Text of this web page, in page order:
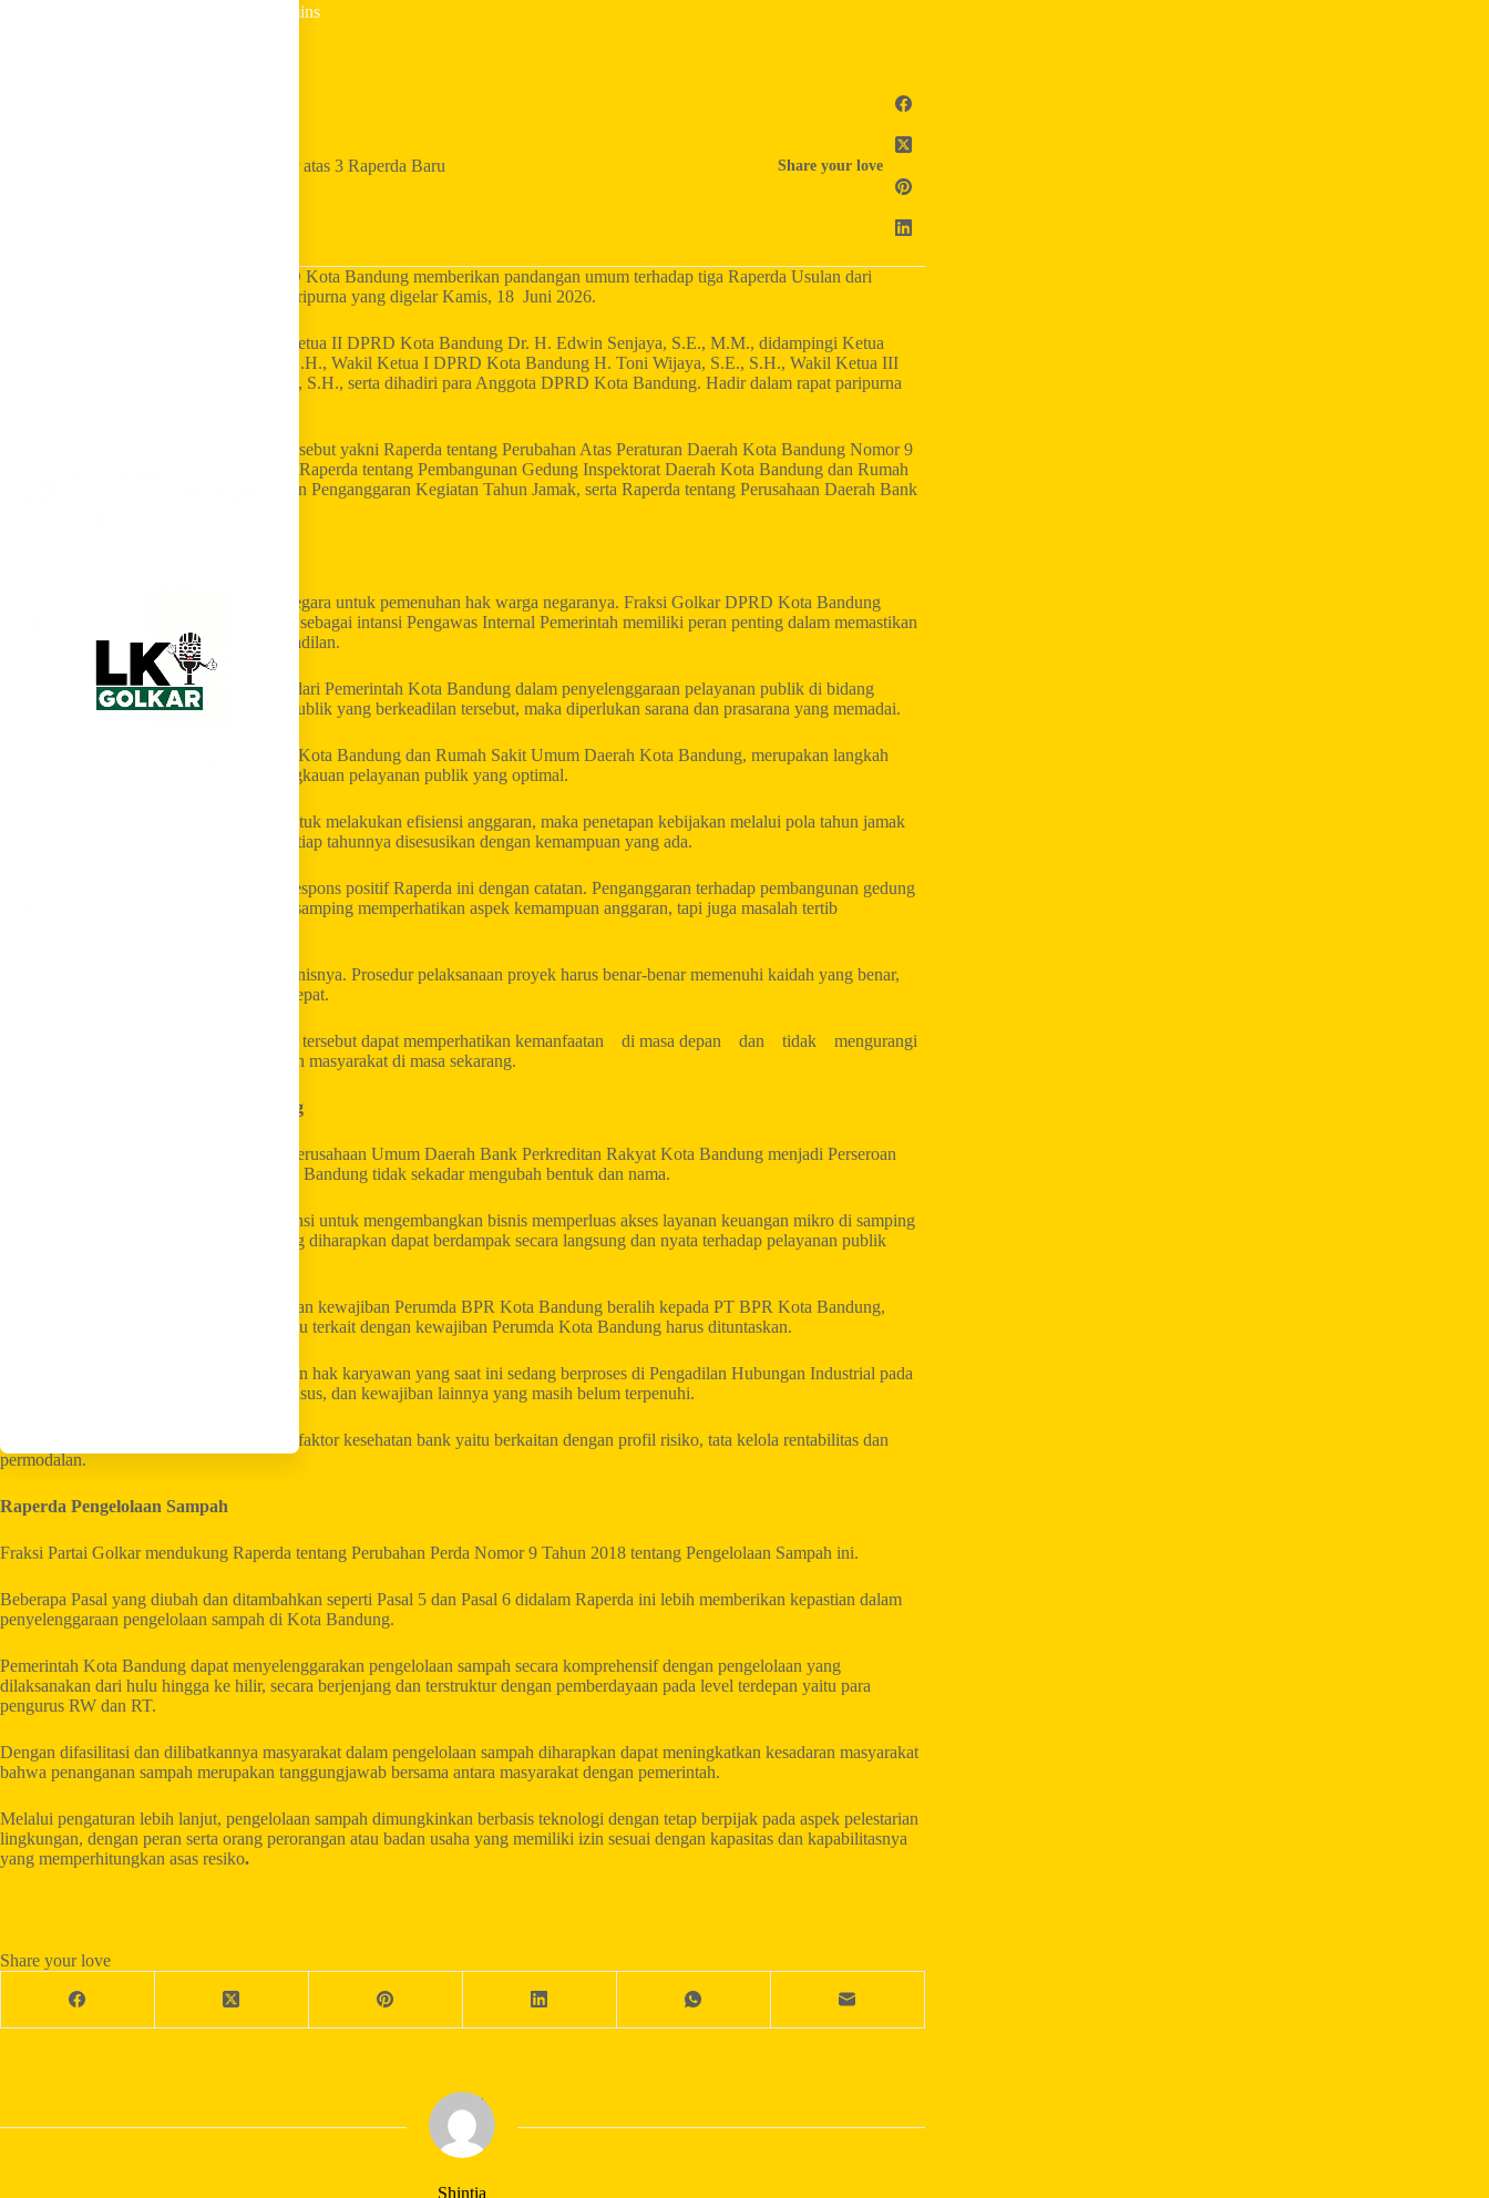
3 mins
Ini Pandangan Umum Fraksi Partai Golkar atas 3 Raperda Baru
Share your love
– Fraksi Partai Golkar DPRD Kota Bandung memberikan pandangan umum terhadap tiga Raperda Usulan dari
Pemerintah Kota Bandung, dalam rapat paripurna yang digelar Kamis, 18 Juni 2026.
Rapat paripurna ini dipimpin oleh Wakil Ketua II DPRD Kota Bandung Dr. H. Edwin Senjaya, S.E., M.M., didampingi Ketua
DPRD Kota Bandung H. Asep Mulyadi, S.H., Wakil Ketua I DPRD Kota Bandung H. Toni Wijaya, S.E., S.H., Wakil Ketua III
DPRD Kota Bandung Rieke Suryaningsih, S.H., serta dihadiri para Anggota DPRD Kota Bandung. Hadir dalam rapat paripurna
Adapun ketiga Raperda yang diusulkan tersebut yakni Raperda tentang Perubahan Atas Peraturan Daerah Kota Bandung Nomor 9
Tahun 2018 tentang Pengelolaan Sampah, Raperda tentang Pembangunan Gedung Inspektorat Daerah Kota Bandung dan Rumah
Sakit Umum Daerah Kota Bandung dengan Penganggaran Kegiatan Tahun Jamak, serta Raperda tentang Perusahaan Daerah Bank
Pelayanan Publik merupakan kewajiban negara untuk pemenuhan hak warga negaranya. Fraksi Golkar DPRD Kota Bandung
menilai Inspektorat Daerah Kota Bandung sebagai intansi Pengawas Internal Pemerintah memiliki peran penting dalam memastikan
terwujudnya pelayanan publik yang berkeadilan.
RSUD Kota Bandung merupakan bagian dari Pemerintah Kota Bandung dalam penyelenggaraan pelayanan publik di bidang
kesehatan. Demi terwujudnya pelayanan publik yang berkeadilan tersebut, maka diperlukan sarana dan prasarana yang memadai.
Pembangunan gedung Inspektorat Daerah Kota Bandung dan Rumah Sakit Umum Daerah Kota Bandung, merupakan langkah
penting untuk mendukung tercapainya jangkauan pelayanan publik yang optimal.
Di tengah adanya kebijakan pemerintah untuk melakukan efisiensi anggaran, maka penetapan kebijakan melalui pola tahun jamak
adalah sudah tepat. Artinya penganggaran tiap tahunnya disesusikan dengan kemampuan yang ada.
Walau demikian, Fraksi Partai Golkar merespons positif Raperda ini dengan catatan. Penganggaran terhadap pembangunan gedung
Inspektorat dan RSUD Kota Bandung, di samping memperhatikan aspek kemampuan anggaran, tapi juga masalah tertib
Demikian juga berkaitan dengan aspek teknisnya. Prosedur pelaksanaan proyek harus benar-benar memenuhi kaidah yang benar,
terukur dan memiliki landasan legal yang tepat.
Agar kiranya penganggaran pembangunan tersebut dapat memperhatikan kemanfaatan di masa depan dan tidak mengurangi
kemanfaatan yang seharusnya diterima oleh masyarakat di masa sekarang.
Raperda Perseroda BPR Kota Bandung
Fraksi Partai Golkar meminta perubahan Perusahaan Umum Daerah Bank Perkreditan Rakyat Kota Bandung menjadi Perseroan
Terbatas Bank Perekonomian Rakyat Kota Bandung tidak sekadar mengubah bentuk dan nama.
Akan tetapi juga memberikan ruang ekspansi untuk mengembangkan bisnis memperluas akses layanan keuangan mikro di samping
meningkatkan pendapatan perusahaan yang diharapkan dapat berdampak secara langsung dan nyata terhadap pelayanan publik
Meskipun Raperda ini menjamin pemenuhan kewajiban Perumda BPR Kota Bandung beralih kepada PT BPR Kota Bandung,
Fraksi Partai Golkar meminta segala sesuatu terkait dengan kewajiban Perumda Kota Bandung harus dituntaskan.
Salah satunya adalah kewajiban pemenuhan hak karyawan yang saat ini sedang berproses di Pengadilan Hubungan Industrial pada
Pengadilan Negeri Bandung Kelas IA Khusus, dan kewajiban lainnya yang masih belum terpenuhi.
Di samping itu, juga perlu memperhatikan faktor kesehatan bank yaitu berkaitan dengan profil risiko, tata kelola rentabilitas dan
permodalan.
Raperda Pengelolaan Sampah
Fraksi Partai Golkar mendukung Raperda tentang Perubahan Perda Nomor 9 Tahun 2018 tentang Pengelolaan Sampah ini.
Beberapa Pasal yang diubah dan ditambahkan seperti Pasal 5 dan Pasal 6 didalam Raperda ini lebih memberikan kepastian dalam
penyelenggaraan pengelolaan sampah di Kota Bandung.
Pemerintah Kota Bandung dapat menyelenggarakan pengelolaan sampah secara komprehensif dengan pengelolaan yang
dilaksanakan dari hulu hingga ke hilir, secara berjenjang dan terstruktur dengan pemberdayaan pada level terdepan yaitu para
pengurus RW dan RT.
Dengan difasilitasi dan dilibatkannya masyarakat dalam pengelolaan sampah diharapkan dapat meningkatkan kesadaran masyarakat
bahwa penanganan sampah merupakan tanggungjawab bersama antara masyarakat dengan pemerintah.
Melalui pengaturan lebih lanjut, pengelolaan sampah dimungkinkan berbasis teknologi dengan tetap berpijak pada aspek pelestarian
lingkungan, dengan peran serta orang perorangan atau badan usaha yang memiliki izin sesuai dengan kapasitas dan kapabilitasnya
yang memperhitungkan asas resiko.
Share your love
Shintia